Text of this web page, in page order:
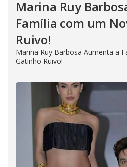
Marina Ruy
Família com um
Ruivo!
Marina Ruy Barbosa Aumenta a
Gatinho Ruivo!